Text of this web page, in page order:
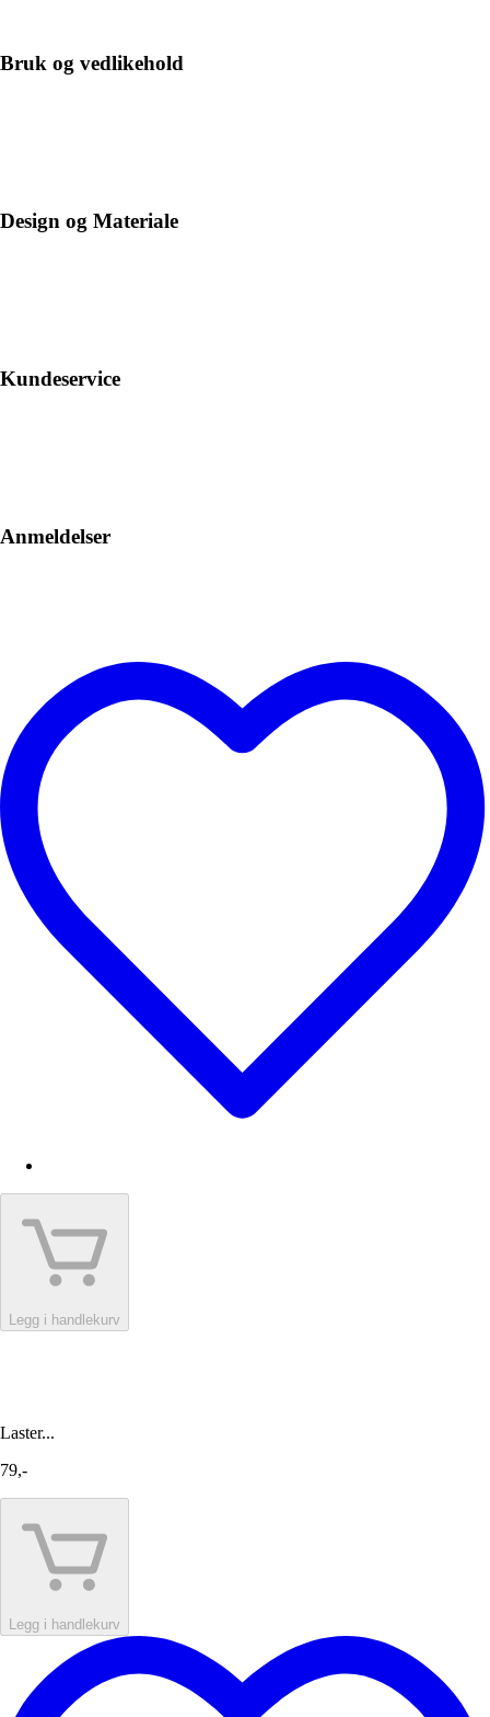
Bruk og vedlikehold
Design og Materiale
Kundeservice
Anmeldelser
Legg i handlekurv
Laster...
79,-
Legg i handlekurv